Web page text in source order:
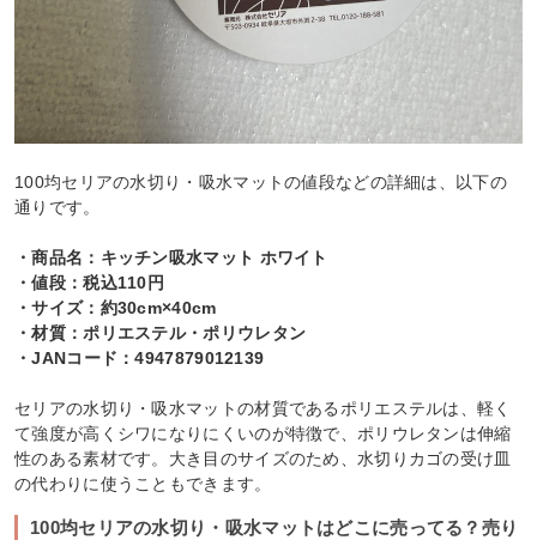
100均セリアの水切り・吸水マットの値段などの詳細は、以下の
通りです。
・商品名：キッチン吸水マット ホワイト
・値段：税込110円
・サイズ：約30cm×40cm
・材質：ポリエステル・ポリウレタン
・JANコード：4947879012139
セリアの水切り・吸水マットの材質であるポリエステルは、軽く
て強度が高くシワになりにくいのが特徴で、ポリウレタンは伸縮
性のある素材です。大き目のサイズのため、水切りカゴの受け皿
の代わりに使うこともできます。
100均セリアの水切り・吸水マットはどこに売ってる？売り